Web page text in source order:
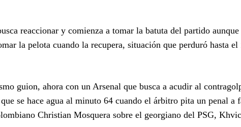
reaccionar y comienza a tomar la batuta del partido aunque
la pelota cuando la recupera, situación que perduró hasta
guion, ahora con un Arsenal que busca a acudir al
se hace agua al minuto 64 cuando el árbitro pita un penal a
Christian Mosquera sobre el georgiano del PSG,